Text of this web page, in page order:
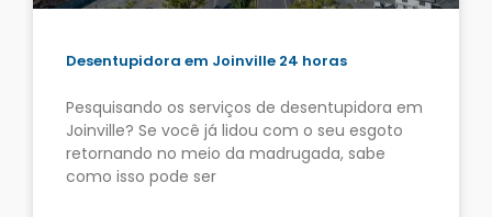
Desentupidora em Joinville 24 horas
Pesquisando os serviços de desentupidora em
Joinville? Se você já lidou com o seu esgoto
retornando no meio da madrugada, sabe
como isso pode ser